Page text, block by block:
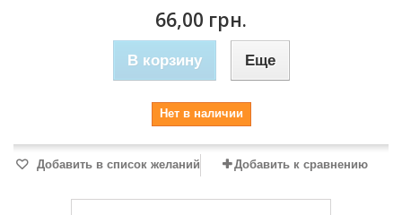
66,00 грн.
В корзину Еще
Нет в наличии
Добавить в список желаний Добавить к сравнению